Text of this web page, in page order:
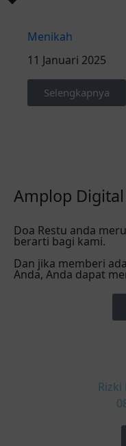
Menikah
11 Januari 2025
Selengkapnya
Amplop Digital
Doa Restu anda
berarti bagi kami.
Dan jika memberi
Anda, Anda dapat